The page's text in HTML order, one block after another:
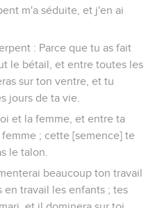
m'a séduite, et j'en ai
: Parce que tu as fait
le bétail, et entre toutes les
sur ton ventre, et tu
jours de ta vie.
et la femme, et entre ta
; cette [semence] te
le talon.
beaucoup ton travail
en travail les enfants ; tes